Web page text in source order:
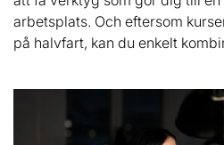
arbetsplats. Och eftersom
på halvfart, kan du enkelt